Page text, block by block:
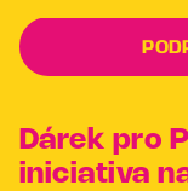
Dárek pro
iniciativa